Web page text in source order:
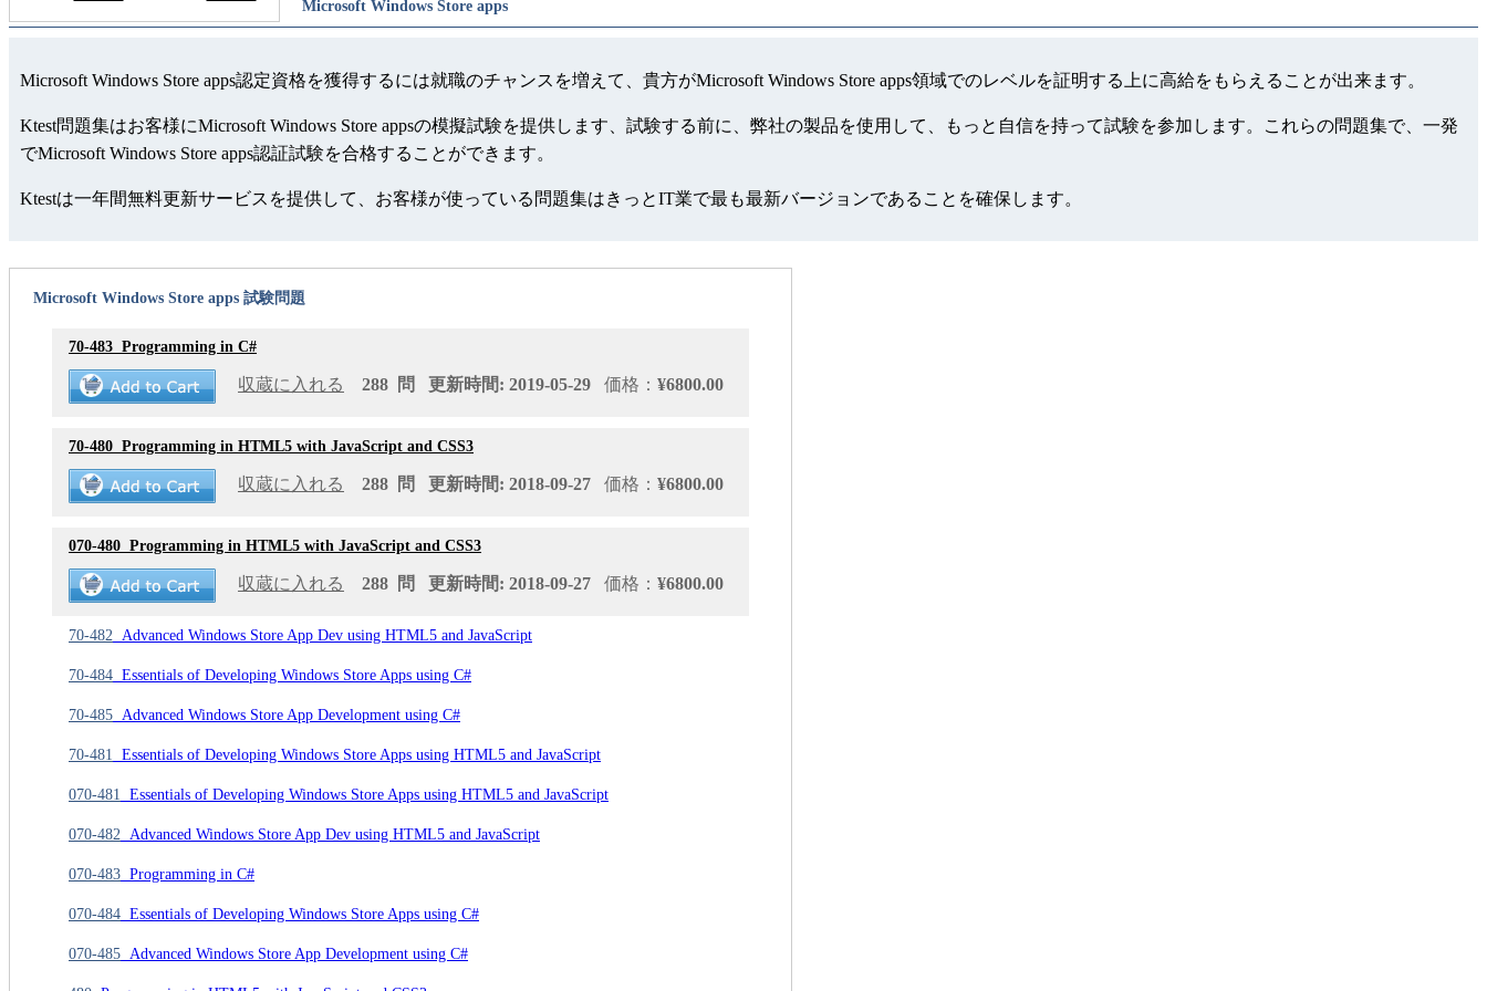
Microsoft Windows Store apps
Microsoft Windows Store apps認定資格を獲得するには就職のチャンスを増えて、貴方がMicrosoft Windows Store apps領域でのレベルを証明する上に高給をもらえることが出来ます。
Ktest問題集はお客様にMicrosoft Windows Store appsの模擬試験を提供します、試験する前に、弊社の製品を使用して、もっと自信を持って試験を参加します。これらの問題集で、一発
でMicrosoft Windows Store apps認証試験を合格することができます。
Ktestは一年間無料更新サービスを提供して、お客様が使っている問題集はきっとIT業で最も最新バージョンであることを確保します。
Microsoft Windows Store apps 試験問題
70-483 Programming in C#
収蔵に入れる 288 問 更新時間: 2019-05-29 価格： ¥6800.00
70-480 Programming in HTML5 with JavaScript and CSS3
収蔵に入れる 288 問 更新時間: 2018-09-27 価格： ¥6800.00
070-480 Programming in HTML5 with JavaScript and CSS3
収蔵に入れる 288 問 更新時間: 2018-09-27 価格： ¥6800.00
70-482 Advanced Windows Store App Dev using HTML5 and JavaScript
70-484 Essentials of Developing Windows Store Apps using C#
70-485 Advanced Windows Store App Development using C#
70-481 Essentials of Developing Windows Store Apps using HTML5 and JavaScript
070-481 Essentials of Developing Windows Store Apps using HTML5 and JavaScript
070-482 Advanced Windows Store App Dev using HTML5 and JavaScript
070-483 Programming in C#
070-484 Essentials of Developing Windows Store Apps using C#
070-485 Advanced Windows Store App Development using C#